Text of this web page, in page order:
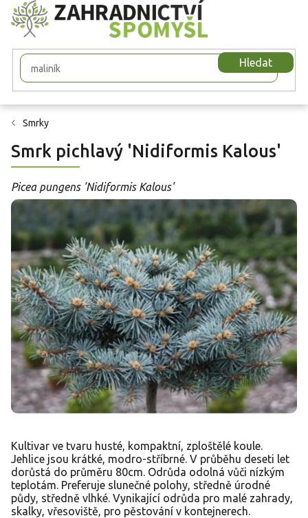
Přejít
na
obsah
Hledat
Smrky
Smrk pichlavý 'Nidiformis Kalous'
Picea pungens 'Nidiformis Kalous'
Kultivar ve tvaru husté, kompaktní, zploštělé koule.
Jehlice jsou krátké, modro-stříbrné. V průběhu deseti let
dorůstá do průměru 80cm. Odrůda odolná vůči nízkým
teplotám. Preferuje slunečné polohy, středně úrodné
půdy, středně vlhké. Vynikající odrůda pro malé zahrady,
skalky, vřesoviště, pro pěstování v kontejnerech.